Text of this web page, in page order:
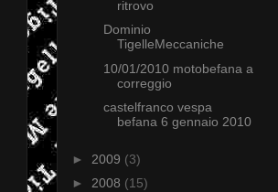
ritrovo
Dominio
TigelleMeccaniche
10/01/2010 motobefana a
correggio
castelfranco vespa
befana 6 gennaio 2010
► 2009 (3)
► 2008 (15)